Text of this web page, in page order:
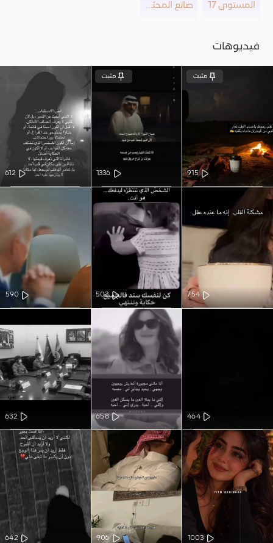
المستوى 17 صانع المحتوى
فيديوهات
915
مثبت
1336
مثبت
612
754
503
590
464
658
632
1003
906
642